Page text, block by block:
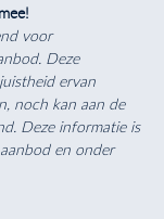
voor
Deze
ervan
noch kan aan de
Deze informatie is
en onder